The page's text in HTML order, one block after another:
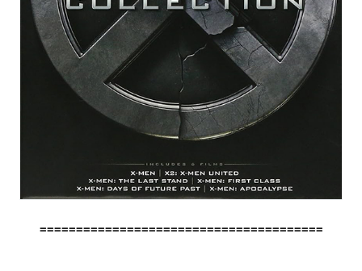
=======================================